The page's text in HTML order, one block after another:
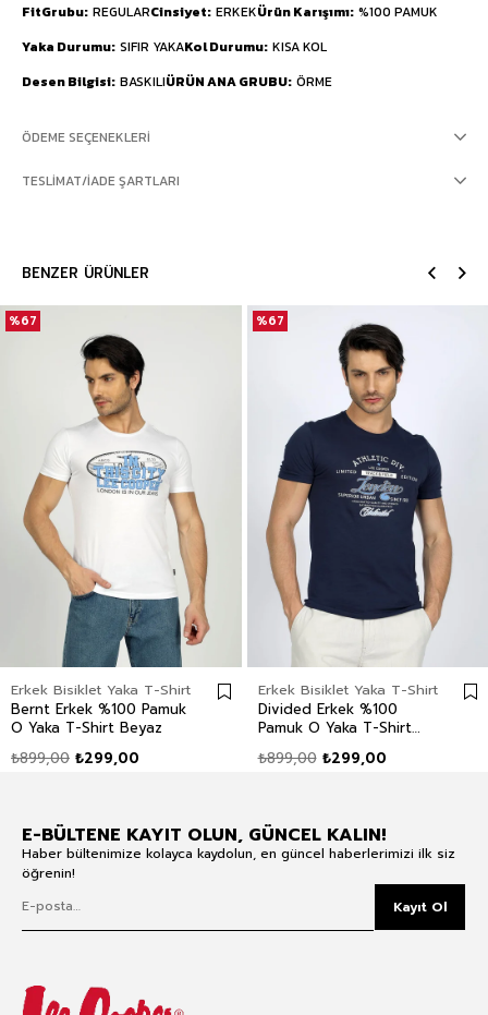
FitGrubu REGULARCinsiyet ERKEKÜrün Karışımı %100 PAMUK
Yaka Durumu SIFIR YAKAKol Durumu KISA KOL
Desen Bilgisi BASKILIÜRÜN ANA GRUBU ÖRME
ÖDEME SEÇENEKLERI
TESLIMAT/İADE ŞARTLARI
BENZER ÜRÜNLER
Erkek Bisiklet Yaka T-Shirt
Bernt Erkek %100 Pamuk
O Yaka T-Shirt Beyaz
₺299,00
₺899,00
%67
Erkek Bisiklet Yaka T-Shirt
Divided Erkek %100
Pamuk O Yaka T-Shirt
₺299,00
₺899,00
%67
E-BÜLTENE KAYIT OLUN, GÜNCEL KALIN!
Haber bültenimize kolayca kaydolun, en güncel haberlerimizi ilk siz
öğrenin!
Kayıt Ol